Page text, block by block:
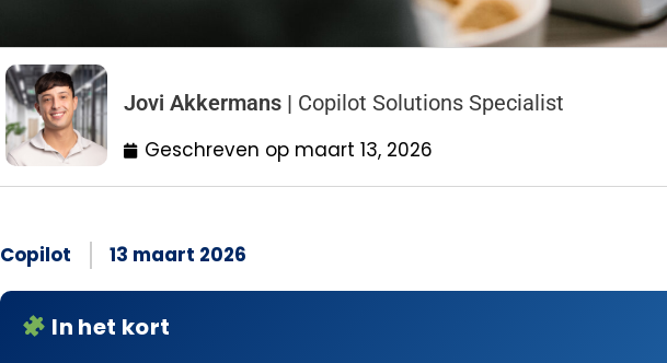
Jovi Akkermans | Copilot Solutions Specialist
Geschreven op maart 13, 2026
Copilot 13 maart 2026
In het kort